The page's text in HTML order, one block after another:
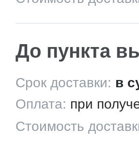
До пункта
Срок доставки: в
Оплата: при
Стоимость